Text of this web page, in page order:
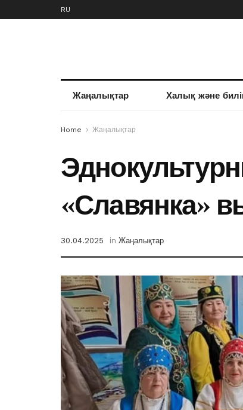
RU
Жаңалықтар Халық және
Home Жаңалықтар
«Славянка»
30.04.2025 in Жаңалықтар